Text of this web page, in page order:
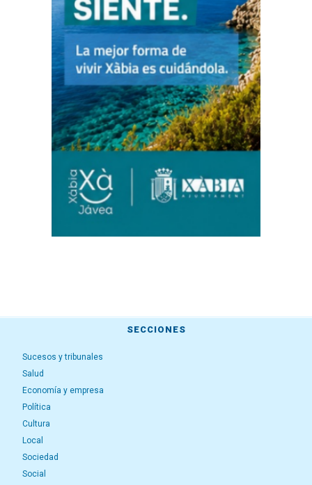
SECCIONES
Sucesos y tribunales
Salud
Economía y empresa
Política
Cultura
Local
Sociedad
Social